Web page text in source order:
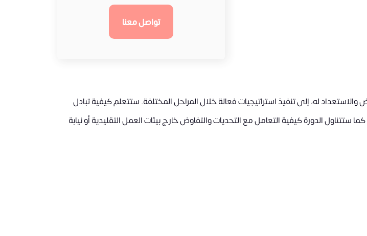
تواصل معنا
له، إلى تنفيذ استراتيجيات فعالة خلال المراحل المختلفة. ستتعلم كيفية تبادل
ستتناول الدورة كيفية التعامل مع التحديات والتفاوض خارج بيئات العمل التقليدية أو نيابة